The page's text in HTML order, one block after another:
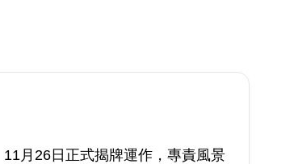
月26日正式揭牌運作，專責風景